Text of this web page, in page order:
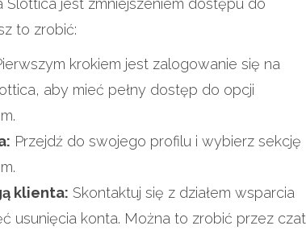
Slottica jest zmniejszeniem dostępu do
to zrobić:
krokiem jest zalogowanie się na
aby mieć pełny dostęp do opcji
Przejdź do swojego profilu i wybierz sekcję
klienta: Skontaktuj się z działem wsparcia
usunięcia konta. Można to zrobić przez czat